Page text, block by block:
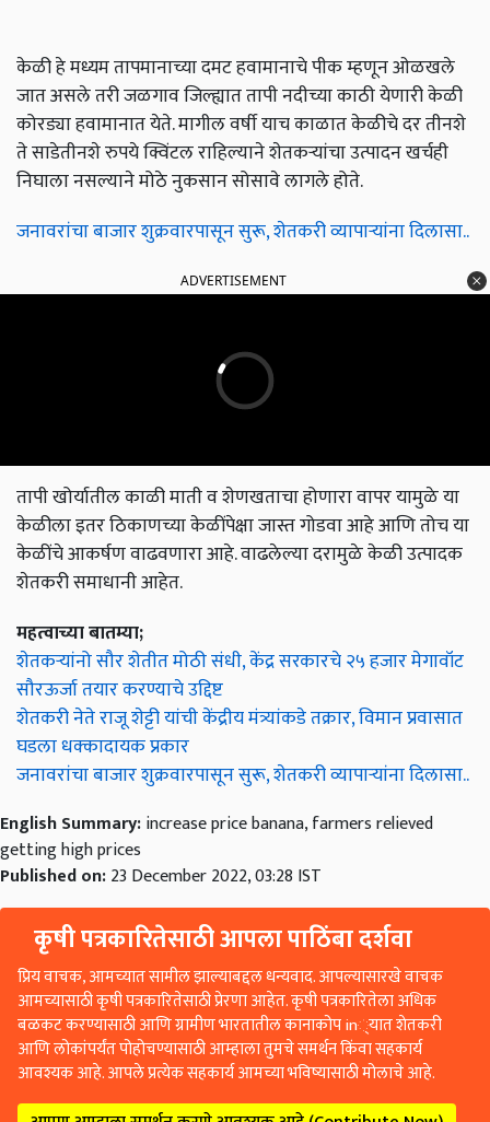
केळी हे मध्यम तापमानाच्या दमट हवामानाचे पीक म्हणून ओळखले
जात असले तरी जळगाव जिल्ह्यात तापी नदीच्या काठी येणारी केळी
कोरड्या हवामानात येते. मागील वर्षी याच काळात केळीचे दर तीनशे
ते साडेतीनशे रुपये क्विंटल राहिल्याने शेतकऱ्यांचा उत्पादन खर्चही
निघाला नसल्याने मोठे नुकसान सोसावे लागले होते.
जनावरांचा बाजार शुक्रवारपासून सुरू, शेतकरी व्यापाऱ्यांना दिलासा..
ADVERTISEMENT
तापी खोर्यातील काळी माती व शेणखताचा होणारा वापर यामुळे या
केळीला इतर ठिकाणच्या केळींपेक्षा जास्त गोडवा आहे आणि तोच या
केळींचे आकर्षण वाढवणारा आहे. वाढलेल्या दरामुळे केळी उत्पादक
शेतकरी समाधानी आहेत.
महत्वाच्या बातम्या;
शेतकऱ्यांनो सौर शेतीत मोठी संधी, केंद्र सरकारचे २५ हजार मेगावॉट
सौरऊर्जा तयार करण्याचे उद्दिष्ट
शेतकरी नेते राजू शेट्टी यांची केंद्रीय मंत्र्यांकडे तक्रार, विमान प्रवासात
घडला धक्कादायक प्रकार
जनावरांचा बाजार शुक्रवारपासून सुरू, शेतकरी व्यापाऱ्यांना दिलासा..
English Summary:increase price banana, farmers relieved
getting high prices
Published on:23 December 2022, 03:28 IST
कृषी पत्रकारितेसाठी आपला पाठिंबा दर्शवा
प्रिय वाचक, आमच्यात सामील झाल्याबद्दल धन्यवाद. आपल्यासारखे वाचक
आमच्यासाठी कृषी पत्रकारितेसाठी प्रेरणा आहेत. कृषी पत्रकारितेला अधिक
बळकट करण्यासाठी आणि ग्रामीण भारतातील कानाकोप in्यात शेतकरी
आणि लोकांपर्यंत पोहोचण्यासाठी आम्हाला तुमचे समर्थन किंवा सहकार्य
आवश्यक आहे. आपले प्रत्येक सहकार्य आमच्या भविष्यासाठी मोलाचे आहे.